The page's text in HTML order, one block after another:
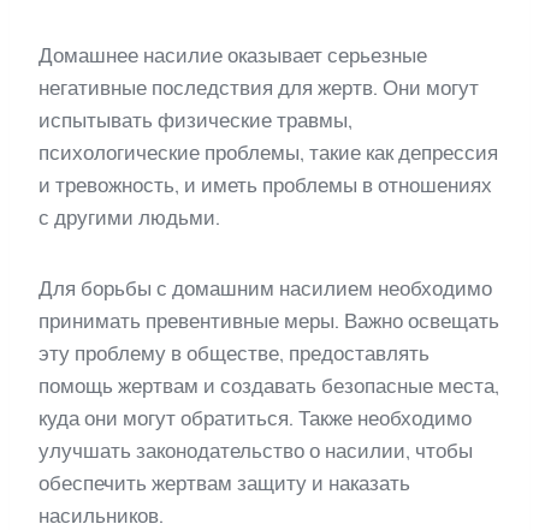
Домашнее насилие оказывает серьезные
негативные последствия для жертв. Они могут
испытывать физические травмы,
психологические проблемы, такие как депрессия
и тревожность, и иметь проблемы в отношениях
с другими людьми.
Для борьбы с домашним насилием необходимо
принимать превентивные меры. Важно освещать
эту проблему в обществе, предоставлять
помощь жертвам и создавать безопасные места,
куда они могут обратиться. Также необходимо
улучшать законодательство о насилии, чтобы
обеспечить жертвам защиту и наказать
насильников.